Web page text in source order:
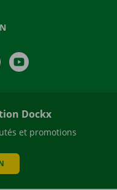
LinkedIn
Dockx
et promotions